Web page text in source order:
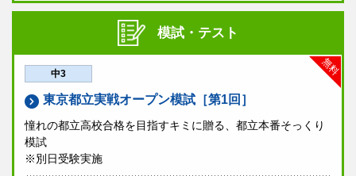
模試・テスト
無料
中3
東京都立実戦オープン模試［第1回］
憧れの都立高校合格を目指すキミに贈る、都立本番そっくり
模試
※別日受験実施